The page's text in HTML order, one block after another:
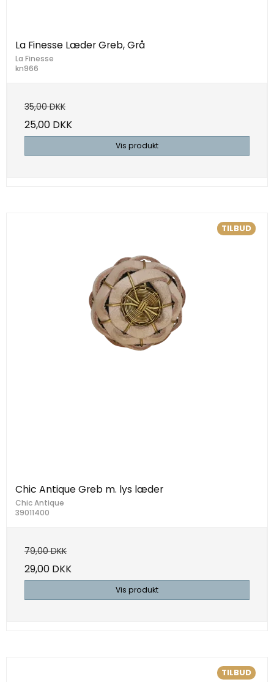
La Finesse Læder Greb, Grå
La Finesse
kn966
35,00 DKK
25,00 DKK
Vis produkt
TILBUD
Chic Antique Greb m. lys læder
Chic Antique
39011400
79,00 DKK
29,00 DKK
Vis produkt
TILBUD